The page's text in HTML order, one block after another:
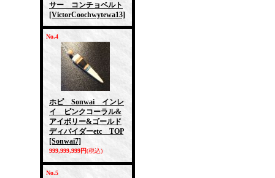
サー コンチョベルト
[VictorCoochwytewa13]
No.4
ホピ Sonwai インレ
イ ピンクコーラル&
アイボリー&ゴールド
ディバイダーetc TOP
[Sonwai7]
999,999,999円(税込)
No.5